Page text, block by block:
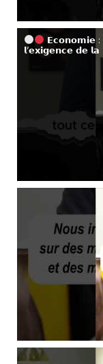
𝗘𝗰𝗼𝗻𝗼𝗺𝗶𝗲 :
𝗹’𝗲𝘅𝗶𝗴𝗲𝗻𝗰𝗲 𝗱𝗲